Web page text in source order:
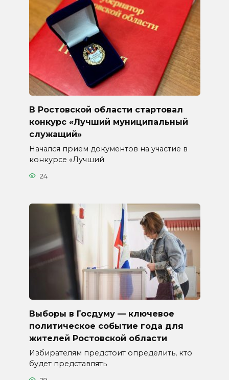
В Ростовской области стартовал
конкурс «Лучший муниципальный
служащий»
Начался прием документов на участие в
конкурсе «Лучший
24
Выборы в Госдуму — ключевое
политическое событие года для
жителей Ростовской области
Избирателям предстоит определить, кто
будет представлять